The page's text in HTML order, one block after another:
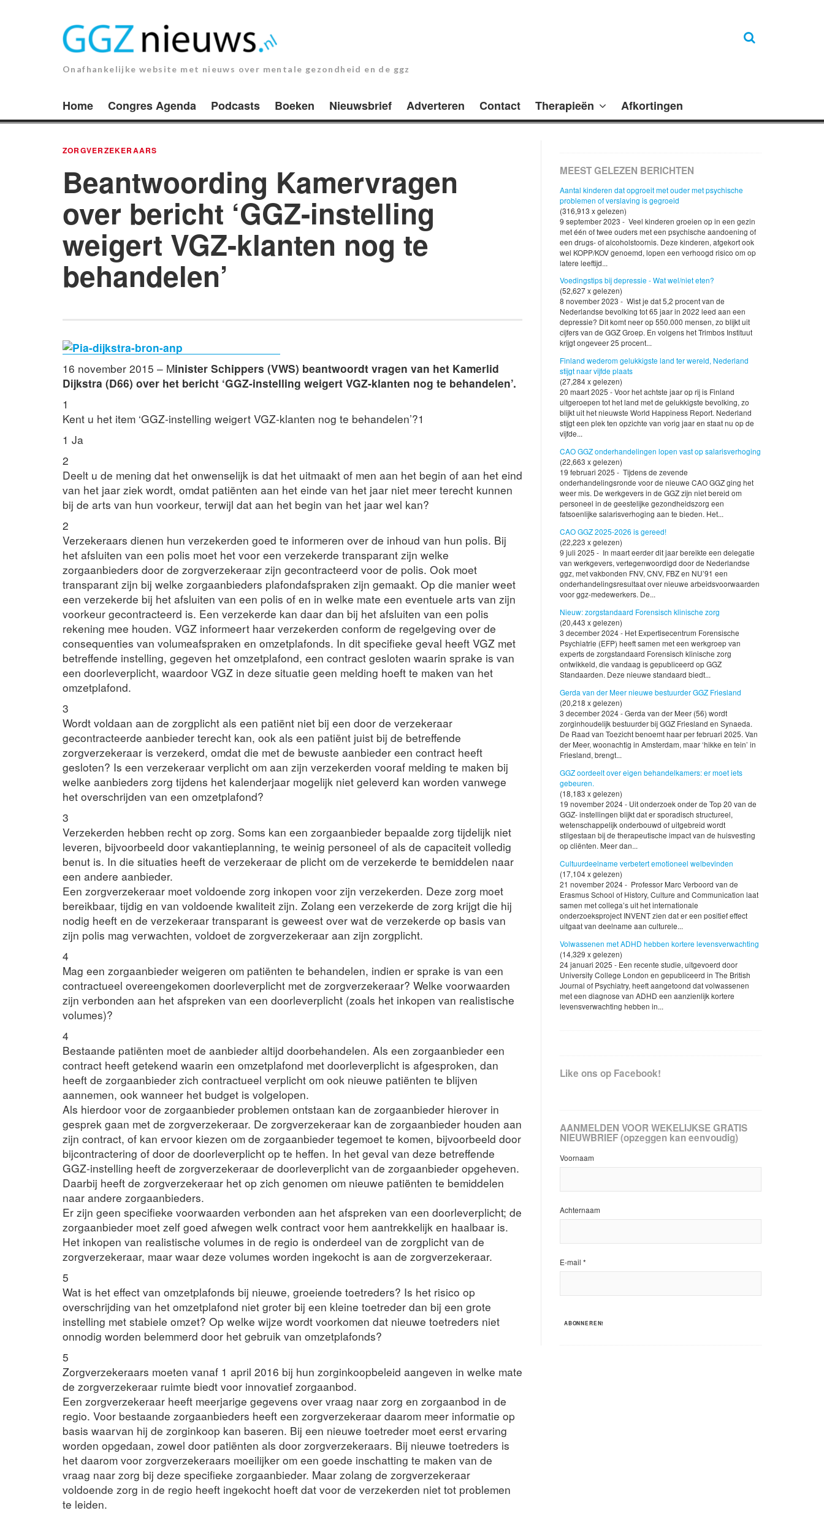
Onafhankelijke website met nieuws over mentale gezondheid en de ggz
Home Congres Agenda Podcasts Boeken Nieuwsbrief Adverteren Contact Therapieën Afkortingen
ZORGVERZEKERAARS
Beantwoording Kamervragen
over bericht ‘GGZ-instelling
weigert VGZ-klanten nog te
behandelen’
16 november 2015 – Minister Schippers (VWS) beantwoordt vragen van het Kamerlid
Dijkstra (D66) over het bericht ‘GGZ-instelling weigert VGZ-klanten nog te behandelen’.
1
Kent u het item ‘GGZ-instelling weigert VGZ-klanten nog te behandelen’?1
1 Ja
2
Deelt u de mening dat het onwenselijk is dat het uitmaakt of men aan het begin of aan het eind
van het jaar ziek wordt, omdat patiënten aan het einde van het jaar niet meer terecht kunnen
bij de arts van hun voorkeur, terwijl dat aan het begin van het jaar wel kan?
2
Verzekeraars dienen hun verzekerden goed te informeren over de inhoud van hun polis. Bij
het afsluiten van een polis moet het voor een verzekerde transparant zijn welke
zorgaanbieders door de zorgverzekeraar zijn gecontracteerd voor de polis. Ook moet
transparant zijn bij welke zorgaanbieders plafondafspraken zijn gemaakt. Op die manier weet
een verzekerde bij het afsluiten van een polis of en in welke mate een eventuele arts van zijn
voorkeur gecontracteerd is. Een verzekerde kan daar dan bij het afsluiten van een polis
rekening mee houden. VGZ informeert haar verzekerden conform de regelgeving over de
consequenties van volumeafspraken en omzetplafonds. In dit specifieke geval heeft VGZ met
betreffende instelling, gegeven het omzetplafond, een contract gesloten waarin sprake is van
een doorleverplicht, waardoor VGZ in deze situatie geen melding hoeft te maken van het
omzetplafond.
3
Wordt voldaan aan de zorgplicht als een patiënt niet bij een door de verzekeraar
gecontracteerde aanbieder terecht kan, ook als een patiënt juist bij de betreffende
zorgverzekeraar is verzekerd, omdat die met de bewuste aanbieder een contract heeft
gesloten? Is een verzekeraar verplicht om aan zijn verzekerden vooraf melding te maken bij
welke aanbieders zorg tijdens het kalenderjaar mogelijk niet geleverd kan worden vanwege
het overschrijden van een omzetplafond?
3
Verzekerden hebben recht op zorg. Soms kan een zorgaanbieder bepaalde zorg tijdelijk niet
leveren, bijvoorbeeld door vakantieplanning, te weinig personeel of als de capaciteit volledig
benut is. In die situaties heeft de verzekeraar de plicht om de verzekerde te bemiddelen naar
een andere aanbieder.
Een zorgverzekeraar moet voldoende zorg inkopen voor zijn verzekerden. Deze zorg moet
bereikbaar, tijdig en van voldoende kwaliteit zijn. Zolang een verzekerde de zorg krijgt die hij
nodig heeft en de verzekeraar transparant is geweest over wat de verzekerde op basis van
zijn polis mag verwachten, voldoet de zorgverzekeraar aan zijn zorgplicht.
4
Mag een zorgaanbieder weigeren om patiënten te behandelen, indien er sprake is van een
contractueel overeengekomen doorleverplicht met de zorgverzekeraar? Welke voorwaarden
zijn verbonden aan het afspreken van een doorleverplicht (zoals het inkopen van realistische
volumes)?
4
Bestaande patiënten moet de aanbieder altijd doorbehandelen. Als een zorgaanbieder een
contract heeft getekend waarin een omzetplafond met doorleverplicht is afgesproken, dan
heeft de zorgaanbieder zich contractueel verplicht om ook nieuwe patiënten te blijven
aannemen, ook wanneer het budget is volgelopen.
Als hierdoor voor de zorgaanbieder problemen ontstaan kan de zorgaanbieder hierover in
gesprek gaan met de zorgverzekeraar. De zorgverzekeraar kan de zorgaanbieder houden aan
zijn contract, of kan ervoor kiezen om de zorgaanbieder tegemoet te komen, bijvoorbeeld door
bijcontractering of door de doorleverplicht op te heffen. In het geval van deze betreffende
GGZ-instelling heeft de zorgverzekeraar de doorleverplicht van de zorgaanbieder opgeheven.
Daarbij heeft de zorgverzekeraar het op zich genomen om nieuwe patiënten te bemiddelen
naar andere zorgaanbieders.
Er zijn geen specifieke voorwaarden verbonden aan het afspreken van een doorleverplicht; de
zorgaanbieder moet zelf goed afwegen welk contract voor hem aantrekkelijk en haalbaar is.
Het inkopen van realistische volumes in de regio is onderdeel van de zorgplicht van de
zorgverzekeraar, maar waar deze volumes worden ingekocht is aan de zorgverzekeraar.
5
Wat is het effect van omzetplafonds bij nieuwe, groeiende toetreders? Is het risico op
overschrijding van het omzetplafond niet groter bij een kleine toetreder dan bij een grote
instelling met stabiele omzet? Op welke wijze wordt voorkomen dat nieuwe toetreders niet
onnodig worden belemmerd door het gebruik van omzetplafonds?
5
Zorgverzekeraars moeten vanaf 1 april 2016 bij hun zorginkoopbeleid aangeven in welke mate
de zorgverzekeraar ruimte biedt voor innovatief zorgaanbod.
Een zorgverzekeraar heeft meerjarige gegevens over vraag naar zorg en zorgaanbod in de
regio. Voor bestaande zorgaanbieders heeft een zorgverzekeraar daarom meer informatie op
basis waarvan hij de zorginkoop kan baseren. Bij een nieuwe toetreder moet eerst ervaring
worden opgedaan, zowel door patiënten als door zorgverzekeraars. Bij nieuwe toetreders is
het daarom voor zorgverzekeraars moeilijker om een goede inschatting te maken van de
vraag naar zorg bij deze specifieke zorgaanbieder. Maar zolang de zorgverzekeraar
voldoende zorg in de regio heeft ingekocht hoeft dat voor de verzekerden niet tot problemen
te leiden.
MEEST GELEZEN BERICHTEN
Aantal kinderen dat opgroeit met ouder met psychische
problemen of verslaving is gegroeid
(316,913 x gelezen)
9 september 2023 - Veel kinderen groeien op in een gezin
met één of twee ouders met een psychische aandoening of
een drugs- of alcoholstoornis. Deze kinderen, afgekort ook
wel KOPP/KOV genoemd, lopen een verhoogd risico om op
latere leeftijd...
Voedingstips bij depressie - Wat wel/niet eten?
(52,627 x gelezen)
8 november 2023 - Wist je dat 5,2 procent van de
Nederlandse bevolking tot 65 jaar in 2022 leed aan een
depressie? Dit komt neer op 550.000 mensen, zo blijkt uit
cijfers van de GGZ Groep. En volgens het Trimbos Instituut
krijgt ongeveer 25 procent...
Finland wederom gelukkigste land ter wereld, Nederland
stijgt naar vijfde plaats
(27,284 x gelezen)
20 maart 2025 - Voor het achtste jaar op rij is Finland
uitgeroepen tot het land met de gelukkigste bevolking, zo
blijkt uit het nieuwste World Happiness Report. Nederland
stijgt een plek ten opzichte van vorig jaar en staat nu op de
vijfde...
CAO GGZ onderhandelingen lopen vast op salarisverhoging
(22,663 x gelezen)
19 februari 2025 - Tijdens de zevende
onderhandelingsronde voor de nieuwe CAO GGZ ging het
weer mis. De werkgevers in de GGZ zijn niet bereid om
personeel in de geestelijke gezondheidszorg een
fatsoenlijke salarisverhoging aan te bieden. Het...
CAO GGZ 2025-2026 is gereed!
(22,223 x gelezen)
9 juli 2025 - In maart eerder dit jaar bereikte een delegatie
van werkgevers, vertegenwoordigd door de Nederlandse
ggz, met vakbonden FNV, CNV, FBZ en NU’91 een
onderhandelingsresultaat over nieuwe arbeidsvoorwaarden
voor ggz-medewerkers. De...
Nieuw: zorgstandaard Forensisch klinische zorg
(20,443 x gelezen)
3 december 2024 - Het Expertisecentrum Forensische
Psychiatrie (EFP) heeft samen met een werkgroep van
experts de zorgstandaard Forensisch klinische zorg
ontwikkeld, die vandaag is gepubliceerd op GGZ
Standaarden. Deze nieuwe standaard biedt...
Gerda van der Meer nieuwe bestuurder GGZ Friesland
(20,218 x gelezen)
3 december 2024 - Gerda van der Meer (56) wordt
zorginhoudelijk bestuurder bij GGZ Friesland en Synaeda.
De Raad van Toezicht benoemt haar per februari 2025. Van
der Meer, woonachtig in Amsterdam, maar ‘hikke en tein’ in
Friesland, brengt...
GGZ oordeelt over eigen behandelkamers: er moet iets
gebeuren.
(18,183 x gelezen)
19 november 2024 - Uit onderzoek onder de Top 20 van de
GGZ- instellingen blijkt dat er sporadisch structureel,
wetenschappelijk onderbouwd of uitgebreid wordt
stilgestaan bij de therapeutische impact van de huisvesting
op cliënten. Meer dan...
Cultuurdeelname verbetert emotioneel welbevinden
(17,104 x gelezen)
21 november 2024 - Professor Marc Verboord van de
Erasmus School of History, Culture and Communication laat
samen met collega’s uit het internationale
onderzoeksproject INVENT zien dat er een positief effect
uitgaat van deelname aan culturele...
Volwassenen met ADHD hebben kortere levensverwachting
(14,329 x gelezen)
24 januari 2025 - Een recente studie, uitgevoerd door
University College London en gepubliceerd in The British
Journal of Psychiatry, heeft aangetoond dat volwassenen
met een diagnose van ADHD een aanzienlijk kortere
levensverwachting hebben in...
Like ons op Facebook!
AANMELDEN VOOR WEKELIJKSE GRATIS
NIEUWBRIEF (opzeggen kan eenvoudig)
Voornaam
Achternaam
E-mail *